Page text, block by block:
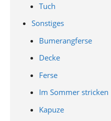
Tuch
Sonstiges
Bumerangferse
Decke
Ferse
Im Sommer stricken
Kapuze